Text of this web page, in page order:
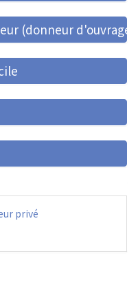
(donneur d'ouvrage)
privé